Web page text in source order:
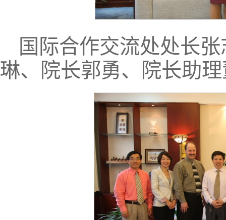
国际合作交流处处长
琳、院长郭勇、院长助